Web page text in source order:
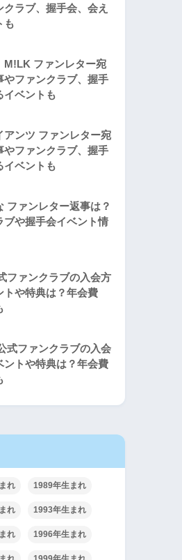
クラブ、握手会、会え
も
M!LK ファンレター宛
やファンクラブ、握手
イベントも
アンツ ファンレター宛
やファンクラブ、握手
イベントも
ファンレター返事は？
ブや握手会イベント情
ファンクラブの入会方
トや特典は？年会費
式ファンクラブの入会
ントや特典は？年会費
れ 1989年生まれ
れ 1993年生まれ
れ 1996年生まれ